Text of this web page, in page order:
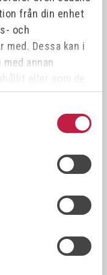
från din enhet
och
med. Dessa kan i
annan
eller som de
tjänster.
75X2000